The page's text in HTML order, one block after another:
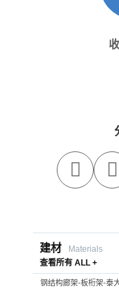
 
建材
Materials
查看所有 ALL +
钢结构廊架-板桁架-泰